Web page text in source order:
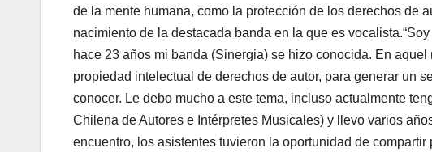
de la mente humana, como la protección de los derechos de
nacimiento de la destacada banda en la que es
hace 23 años mi banda (Sinergia) se hizo conocida. En
propiedad intelectual de derechos de autor, para generar un
conocer. Le debo mucho a este tema, incluso actualmente
Chilena de Autores e Intérpretes Musicales) y llevo varios
encuentro, los asistentes tuvieron la oportunidad de